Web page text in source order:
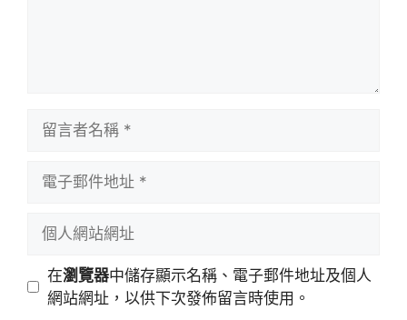
址
站
在瀏覽器中儲存顯示名稱、電子郵件地址及個人
網站網址，以供下次發佈留言時使用。